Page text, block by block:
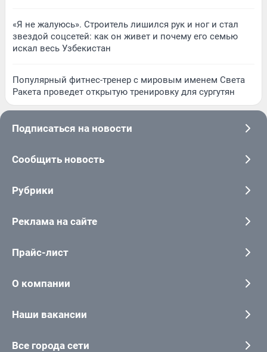
«Я не жалуюсь». Строитель лишился рук и ног и стал
звездой соцсетей: как он живет и почему его семью
искал весь Узбекистан
Популярный фитнес-тренер с мировым именем Света
Ракета проведет открытую тренировку для сургутян
Подписаться на новости
Сообщить новость
Рубрики
Реклама на сайте
Прайс-лист
О компании
Наши вакансии
Все города сети